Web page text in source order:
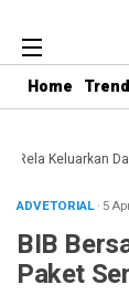
Home
Rela Keluarkan
ADVETORIAL· 5
BIB
Paket